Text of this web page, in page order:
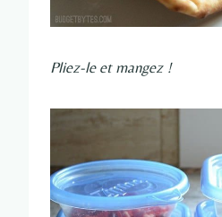
Pliez-le et mangez !